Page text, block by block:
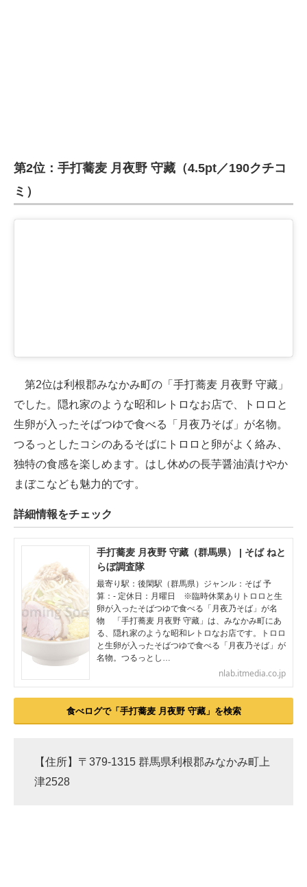
第2位：手打蕎麦 月夜野 守藏（4.5pt／190クチコ
ミ）
第2位は利根郡みなかみ町の「手打蕎麦 月夜野 守藏」
でした。隠れ家のような昭和レトロなお店で、トロロと
生卵が入ったそばつゆで食べる「月夜乃そば」が名物。
つるっとしたコシのあるそばにトロロと卵がよく絡み、
独特の食感を楽しめます。はし休めの長芋醤油漬けやか
まぼこなども魅力的です。
詳細情報をチェック
手打蕎麦 月夜野 守藏（群馬県） | そば ねと
らぼ調査隊
最寄り駅：後閑駅（群馬県）ジャンル：そば 予
算：- 定休日：月曜日 ※臨時休業ありトロロと生
卵が入ったそばつゆで食べる「月夜乃そば」が名
物 「手打蕎麦 月夜野 守藏」は、みなかみ町にあ
る、隠れ家のような昭和レトロなお店です。トロロ
と生卵が入ったそばつゆで食べる「月夜乃そば」が
名物。つるっとし…
nlab.itmedia.co.jp
食べログで「手打蕎麦 月夜野 守藏」を検索
【住所】〒379-1315 群馬県利根郡みなかみ町上
津2528